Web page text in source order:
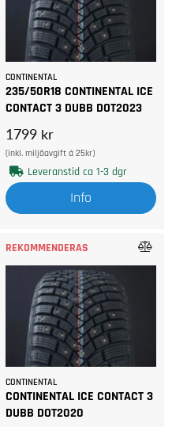
CONTINENTAL
235/50R18 CONTINENTAL ICE
CONTACT 3 DUBB DOT2023
1799 kr
(inkl. miljöavgift á 25kr)
Leveranstid ca 1-3 dgr
Info
REKOMMENDERAS
CONTINENTAL
CONTINENTAL ICE CONTACT 3
DUBB DOT2020